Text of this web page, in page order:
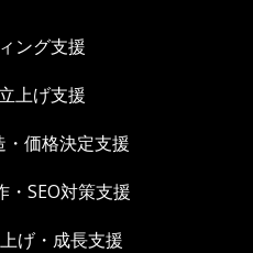
ング支援
上げ支援
価格決定支援
・SEO対策支援
げ・成長支援